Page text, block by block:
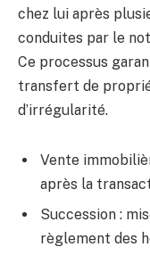
chez lui après
conduites par le
Ce processus
transfert de
d’irrégularité.
Vente
après la
Succession :
règlement des